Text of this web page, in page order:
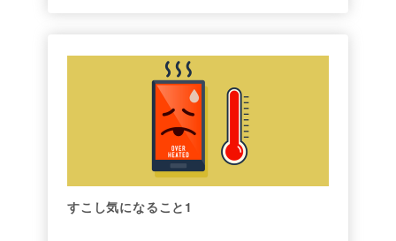
すこし気になること1